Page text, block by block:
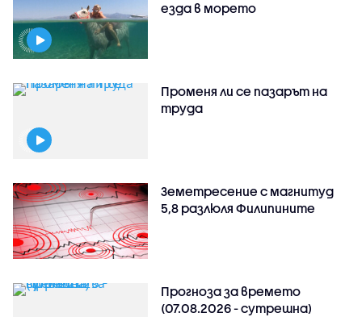
езда в морето
Променя ли се пазарът на
труда
Земетресение с магнитуд
5,8 разлюля Филипините
Прогноза за времето
(07.08.2026 - сутрешна)